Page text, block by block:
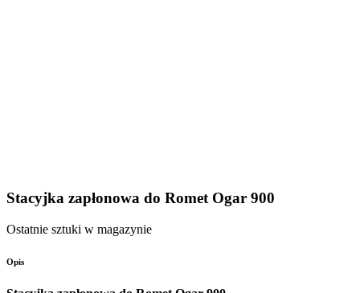
Stacyjka zapłonowa do Romet Ogar 900
Ostatnie sztuki w magazynie
Opis